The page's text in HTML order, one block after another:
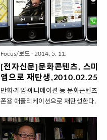
다양하게 활용하는 원소스멀티유즈
(OSMU)의 대표사례로 평가받는다.
최근 출간된 ‘추노(推奴) 앤솔로지
낙인’은 지난 25일 막을 내린 KBS
사극 ‘추노’의 뒷 이야기를 그린 만
였던 드라마를 10명의 여성 만화가
가 옮겼다는 점에서 더욱 흥미롭다.
일본에서 활동하는 고야성 작가를
비롯해 조윤, 전진석, 박설아, 윤지
시켰다. 순정 만화계의 중견·신진 작
가들이다.8년간의 중국 억류시절
Focus/보도 · 2014. 5. 11.
[전자신문]문화콘텐츠, 스마
앱으로 재탄생,2010.02.25
만화·게임·애니메이션 등 문화콘텐츠가
폰용 애플리케이션으로 재탄생한다. 25
경기디지털콘텐츠진흥원, 한국만화영
원은 개발자 공모를 통해 만화·게임·애